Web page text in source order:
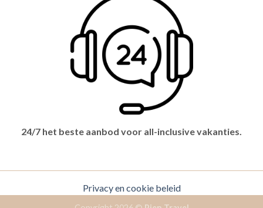
24/7 het beste aanbod voor all-inclusive vakanties.
Privacy en cookie beleid